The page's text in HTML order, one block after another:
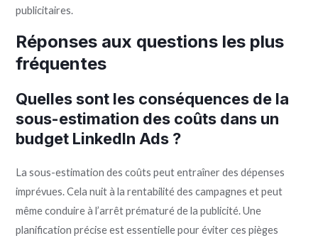
publicitaires.
Réponses aux questions les plus
fréquentes
Quelles sont les conséquences de la
sous-estimation des coûts dans un
budget LinkedIn Ads ?
La sous-estimation des coûts peut entraîner des dépenses
imprévues. Cela nuit à la rentabilité des campagnes et peut
même conduire à l’arrêt prématuré de la publicité. Une
planification précise est essentielle pour éviter ces pièges